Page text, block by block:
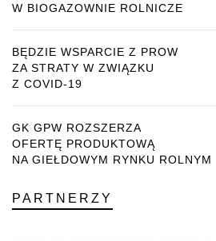
W BIOGAZOWNIE ROLNICZE
BĘDZIE WSPARCIE Z PROW
ZA STRATY W ZWIĄZKU
Z COVID-19
GK GPW ROZSZERZA
OFERTĘ PRODUKTOWĄ
NA GIEŁDOWYM RYNKU ROLNYM
PARTNERZY